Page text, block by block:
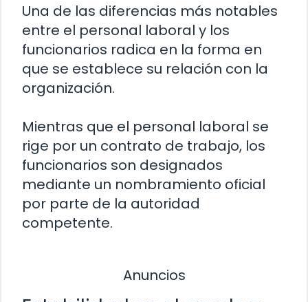
Una de las diferencias más notables
entre el personal laboral y los
funcionarios radica en la forma en
que se establece su relación con la
organización.
Mientras que el personal laboral se
rige por un contrato de trabajo, los
funcionarios son designados
mediante un nombramiento oficial
por parte de la autoridad
competente.
Anuncios